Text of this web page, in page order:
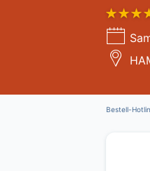
Bestell-